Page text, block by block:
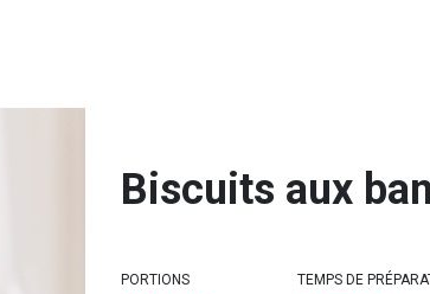
Biscuits aux
PORTIONS TEMPS DE